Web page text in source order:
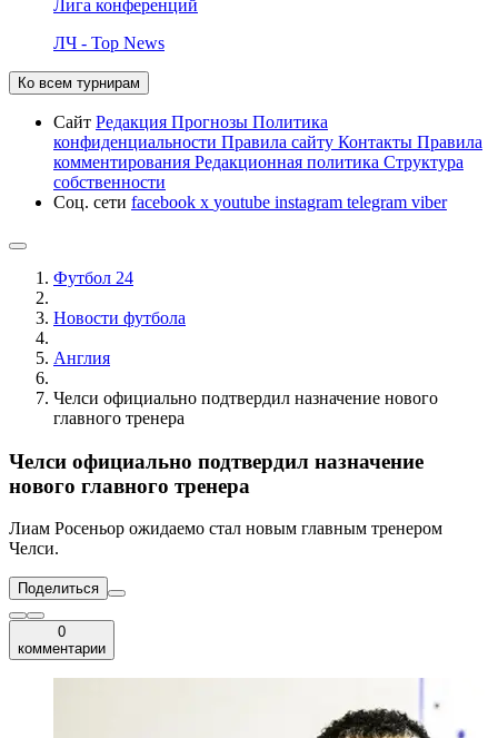
Лига конференций
ЛЧ - Top News
Ко всем турнирам
Сайт Редакция Прогнозы Политика
конфиденциальности Правила сайту Контакты Правила
комментирования Редакционная политика Структура
собственности
Соц. сети facebook x youtube instagram telegram viber
Футбол 24
Новости футбола
Англия
Челси официально подтвердил назначение нового
главного тренера
Челси официально подтвердил назначение
нового главного тренера
Лиам Росеньор ожидаемо стал новым главным тренером
Челси.
Поделиться
0
комментарии